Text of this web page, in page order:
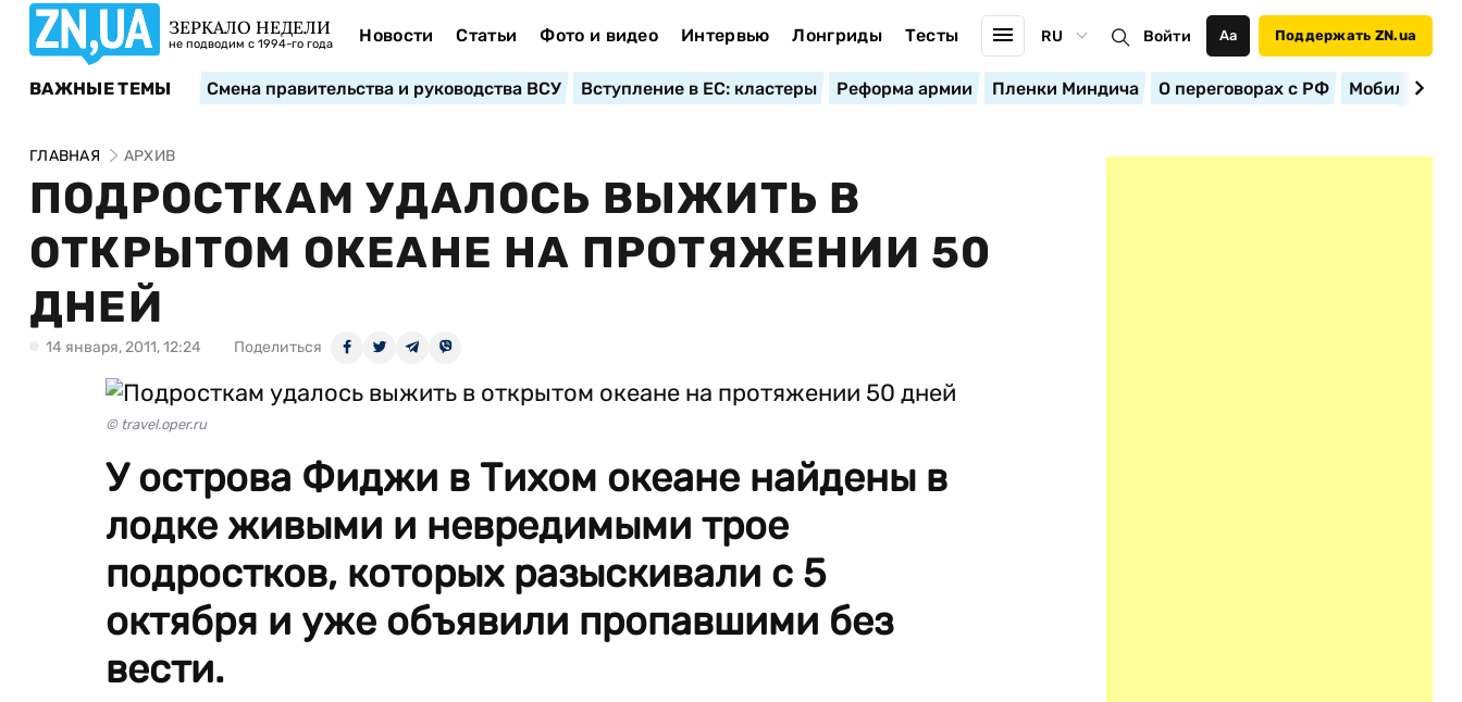
ЗЕРКАЛО НЕДЕЛИ
не подводим с 1994-го года Новости Статьи Фото и видео Интервью Лонгриды Тесты RU Войти Аа Поддержать ZN.ua
ВАЖНЫЕ ТЕМЫ Смена правительства и руководства ВСУ Вступление в ЕС: кластеры Реформа армии Пленки Миндича О переговорах с РФ
ГЛАВНАЯ АРХИВ
ПОДРОСТКАМ УДАЛОСЬ ВЫЖИТЬ В
ОТКРЫТОМ ОКЕАНЕ НА ПРОТЯЖЕНИИ 50
ДНЕЙ
14 января, 2011, 12:24 Поделиться
© travel.oper.ru
У острова Фиджи в Тихом океане найдены в
лодке живыми и невредимыми трое
подростков, которых разыскивали с 5
октября и уже объявили пропавшими без
вести.